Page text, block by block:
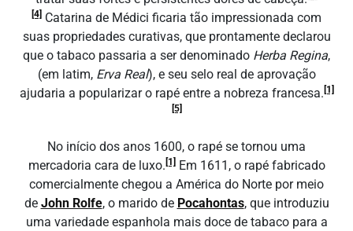
[4] Catarina de Médici ficaria tão impressionada com
suas propriedades curativas, que prontamente declarou
que o tabaco passaria a ser denominado Herba Regina,
(em latim, Erva Real), e seu selo real de aprovação
ajudaria a popularizar o rapé entre a nobreza francesa. [1]
[5]
No início dos anos 1600, o rapé se tornou uma
mercadoria cara de luxo. [1]Em 1611, o rapé fabricado
comercialmente chegou a América do Norte por meio
de John Rolfe, o marido de Pocahontas, que introduziu
uma variedade espanhola mais doce de tabaco para a